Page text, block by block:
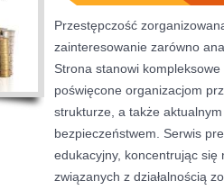
Przestępczość
zainteresowanie zarówno
Strona stanowi
poświęcone organizacjom
strukturze, a także
bezpieczeństwem. Serwis
edukacyjny, koncentrując się
związanych z działalnością